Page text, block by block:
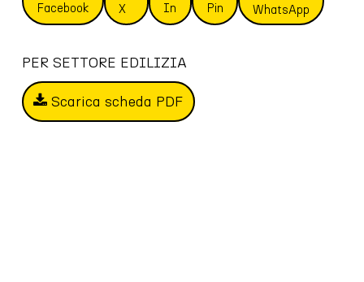
Facebook X In Pin WhatsApp
PER SETTORE EDILIZIA
Scarica scheda PDF